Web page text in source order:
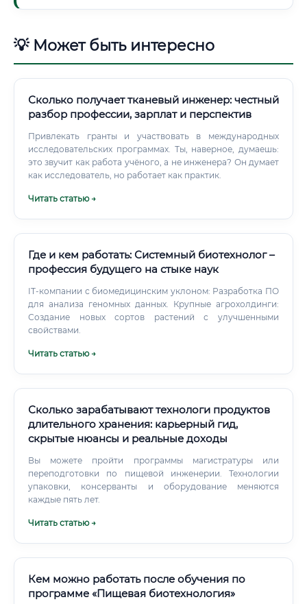
💡 Может быть интересно
Сколько получает тканевый инженер: честный
разбор профессии, зарплат и перспектив
Привлекать гранты и участвовать в международных
исследовательских программах. Ты, наверное, думаешь:
это звучит как работа учёного, а не инженера? Он думает
как исследователь, но работает как практик.
Читать статью →
Где и кем работать: Системный биотехнолог –
профессия будущего на стыке наук
IT-компании с биомедицинским уклоном: Разработка ПО
для анализа геномных данных. Крупные агрохолдинги:
Создание новых сортов растений с улучшенными
свойствами.
Читать статью →
Сколько зарабатывают технологи продуктов
длительного хранения: карьерный гид,
скрытые нюансы и реальные доходы
Вы можете пройти программы магистратуры или
переподготовки по пищевой инженерии. Технологии
упаковки, консерванты и оборудование меняются
каждые пять лет.
Читать статью →
Кем можно работать после обучения по
программе «Пищевая биотехнология»